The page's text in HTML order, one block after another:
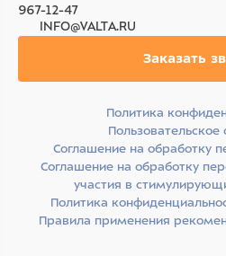
967-12-47
INFO@VALTA.RU
Заказать
Политика
Пользовательское
Соглашение на обработку
Соглашение на обработку
участия в
Политика
Правила применения